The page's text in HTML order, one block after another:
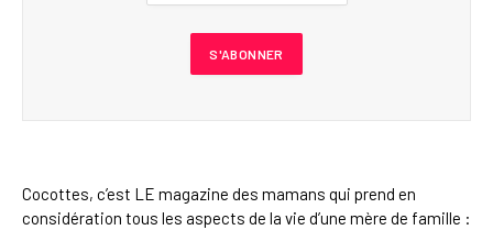
Cocottes, c’est LE magazine des mamans qui prend en
considération tous les aspects de la vie d’une mère de famille :